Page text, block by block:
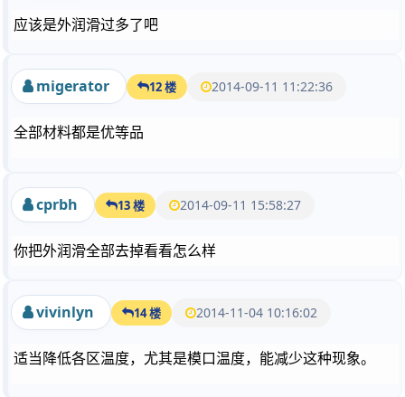
应该是外润滑过多了吧
migerator 12 楼 2014-09-11 11:22:36
全部材料都是优等品
cprbh 13 楼 2014-09-11 15:58:27
你把外润滑全部去掉看看怎么样
vivinlyn 14 楼 2014-11-04 10:16:02
适当降低各区温度，尤其是模口温度，能减少这种现象。